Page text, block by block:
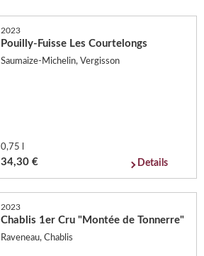
2023
Pouilly-Fuisse Les Courtelongs
Saumaize-Michelin, Vergisson
0,75 l
34,30 € Details
2023
Chablis 1er Cru "Montée de Tonnerre"
Raveneau, Chablis